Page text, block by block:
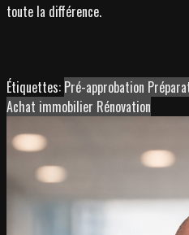
toute la différence.
Étiquettes: Pré-approbation
Achat immobilier Rénovation